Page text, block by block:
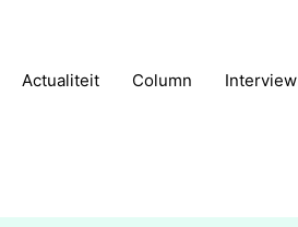
Actualiteit Column Interview